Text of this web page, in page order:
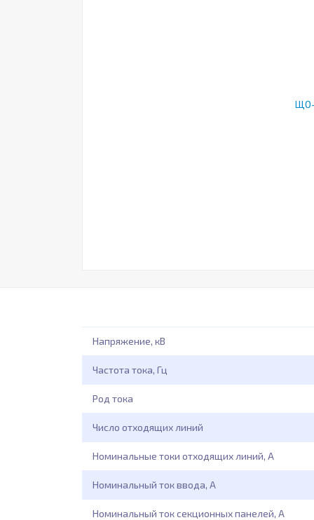
Напряжение, кВ
Частота тока, Гц
Род тока
Число отходящих линий
Номинальные токи отходящих линий, А
Номинальный ток ввода, А
Номинальный ток секционных панелей, А